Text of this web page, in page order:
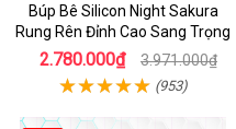
Búp Bê Silicon Night Sakura
Rung Rên Đỉnh Cao Sang Trọng
2.780.000₫ 3.971.000₫
(953)